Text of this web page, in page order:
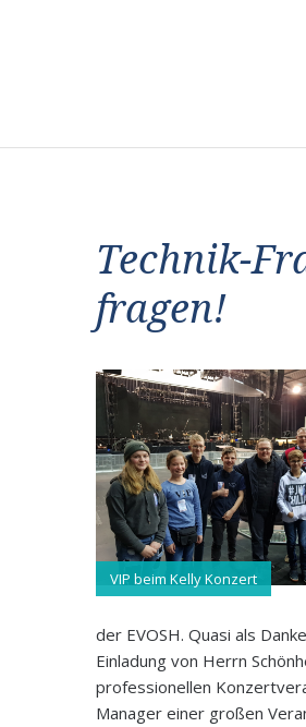
Technik-
fragen!
VIP beim Kelly Konzert
der EVOSH. Quasi als
Einladung von Herrn
professionellen
Manager einer großen